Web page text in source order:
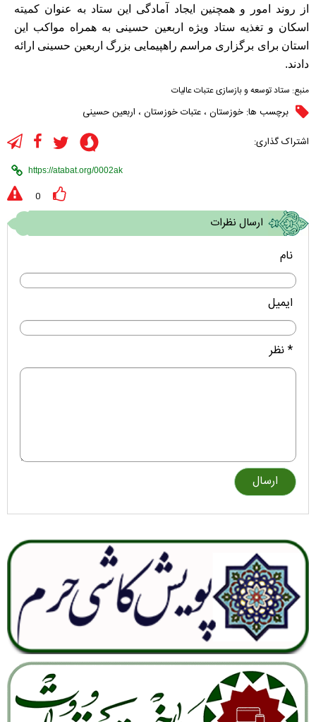
از روند امور و همچنین ایجاد آمادگی این ستاد به عنوان کمیته
اسکان و تغذیه ستاد ویژه اربعین حسینی به همراه مواکب این
استان برای برگزاری مراسم راهپیمایی بزرگ اربعین حسینی ارائه
دادند.
منبع: ستاد توسعه و بازسازی عتبات عالیات
برچسب ها: خوزستان ، عتبات خوزستان ، اربعین حسینى
اشتراک گذاری:
0
ارسال نظرات
نام
ایمیل
* نظر